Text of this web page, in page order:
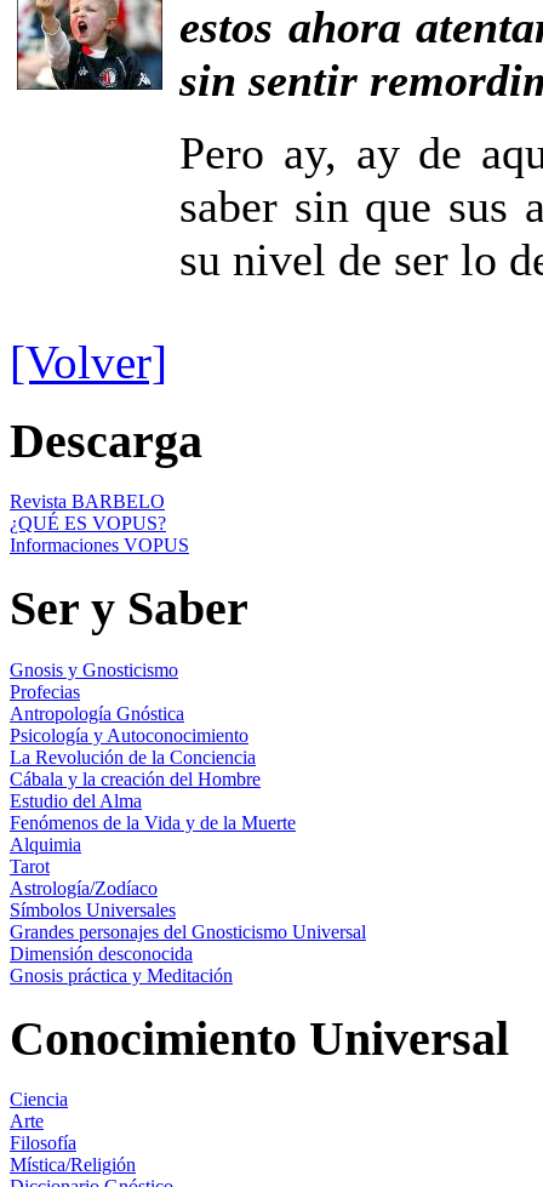
estos ahora
sin sentir
Pero ay, ay de
saber sin que sus
su nivel de ser lo
[Volver]
Descarga
Revista BARBELO
¿QUÉ ES VOPUS?
Informaciones VOPUS
Ser y Saber
Gnosis y Gnosticismo
Profecias
Antropología Gnóstica
Psicología y Autoconocimiento
La Revolución de la Conciencia
Cábala y la creación del Hombre
Estudio del Alma
Fenómenos de la Vida y de la Muerte
Alquimia
Tarot
Astrología/Zodíaco
Símbolos Universales
Grandes personajes del Gnosticismo Universal
Dimensión desconocida
Gnosis práctica y Meditación
Conocimiento Universal
Ciencia
Arte
Filosofía
Mística/Religión